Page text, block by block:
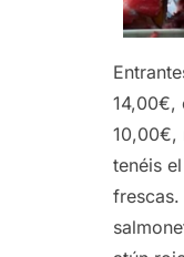
14,00€,
10,00€,
tenéis